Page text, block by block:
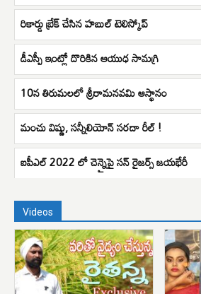
రికార్డు బ్రేక్ చేసిన హబుల్ టెలిస్కోప్
డీఎస్పీ ఇంట్లో దొరికిన ఆయుధ సామగ్రి
10న తిరుమలలో శ్రీరామనవమి ఆస్థానం
మంచు విష్ణు, సన్నీలియోన్ సరదా రీల్ !
ఐపీఎల్ 2022 లో చెన్నైపై సన్ రైజర్స్ జయభేరీ
Videos